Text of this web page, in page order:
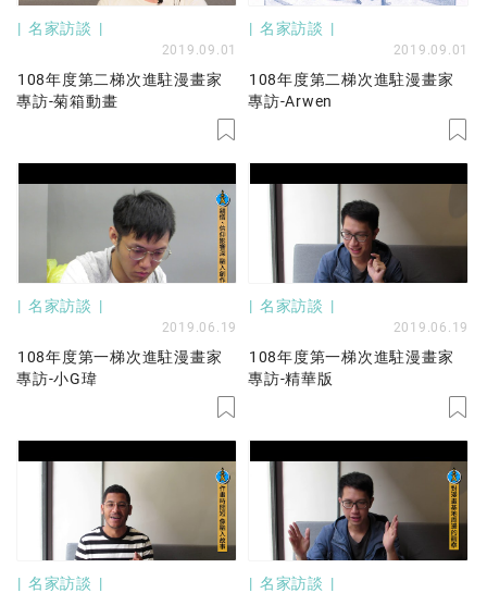
名家訪談
2019.09.01
108年度第二梯次進駐漫畫家
專訪-菊箱動畫
名家訪談
2019.09.01
108年度第二梯次進駐漫畫家
專訪-Arwen
名家訪談
2019.06.19
108年度第一梯次進駐漫畫家
專訪-小G瑋
名家訪談
2019.06.19
108年度第一梯次進駐漫畫家
專訪-精華版
名家訪談 名家訪談